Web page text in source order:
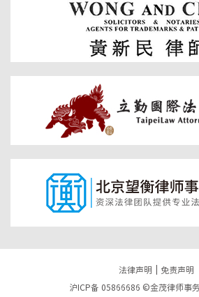
法律声明 免责声明
沪ICP备 05866686 ©金茂律师事